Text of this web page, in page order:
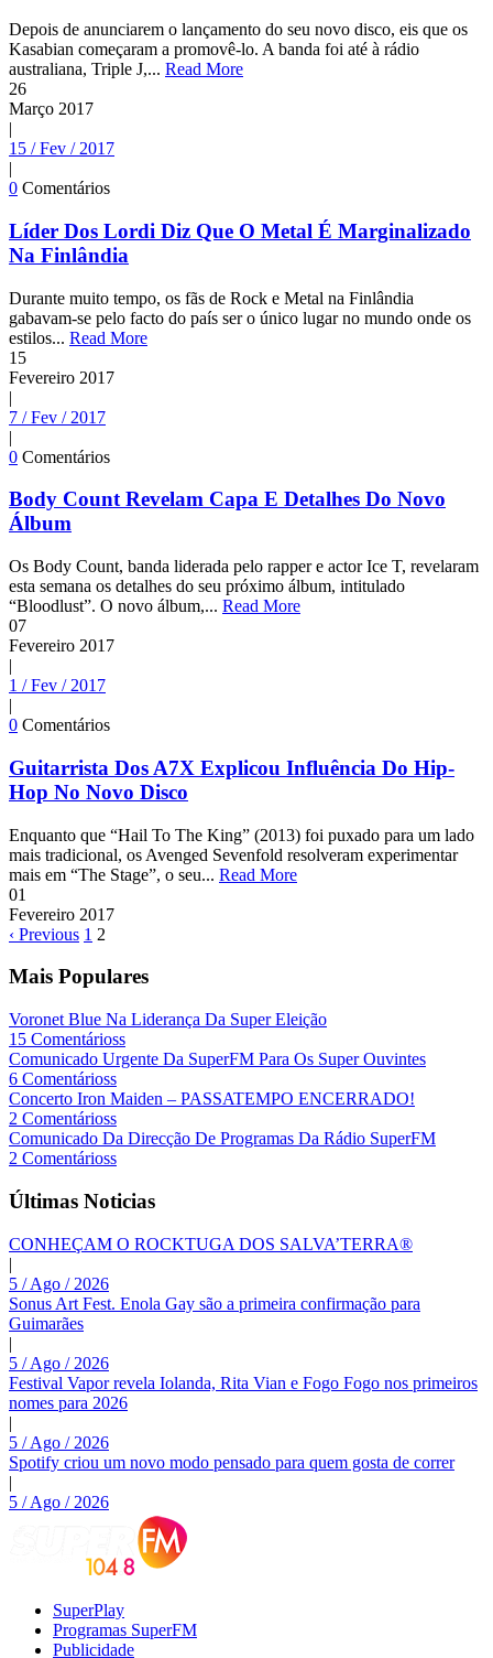
Depois de anunciarem o lançamento do seu novo disco, eis que os
Kasabian começaram a promovê-lo. A banda foi até à rádio
australiana, Triple J,... Read More
26
Março 2017
|
15 / Fev / 2017
|
0 Comentários
Líder Dos Lordi Diz Que O Metal É Marginalizado
Na Finlândia
Durante muito tempo, os fãs de Rock e Metal na Finlândia
gabavam-se pelo facto do país ser o único lugar no mundo onde os
estilos... Read More
15
Fevereiro 2017
|
7 / Fev / 2017
|
0 Comentários
Body Count Revelam Capa E Detalhes Do Novo
Álbum
Os Body Count, banda liderada pelo rapper e actor Ice T, revelaram
esta semana os detalhes do seu próximo álbum, intitulado
“Bloodlust”. O novo álbum,... Read More
07
Fevereiro 2017
|
1 / Fev / 2017
|
0 Comentários
Guitarrista Dos A7X Explicou Influência Do Hip-
Hop No Novo Disco
Enquanto que “Hail To The King” (2013) foi puxado para um lado
mais tradicional, os Avenged Sevenfold resolveram experimentar
mais em “The Stage”, o seu... Read More
01
Fevereiro 2017
‹ Previous 1 2
Mais Populares
Voronet Blue Na Liderança Da Super Eleição
15 Comentárioss
Comunicado Urgente Da SuperFM Para Os Super Ouvintes
6 Comentárioss
Concerto Iron Maiden – PASSATEMPO ENCERRADO!
2 Comentárioss
Comunicado Da Direcção De Programas Da Rádio SuperFM
2 Comentárioss
Últimas Noticias
CONHEÇAM O ROCKTUGA DOS SALVA’TERRA®
|
5 / Ago / 2026
Sonus Art Fest. Enola Gay são a primeira confirmação para
Guimarães
|
5 / Ago / 2026
Festival Vapor revela Iolanda, Rita Vian e Fogo Fogo nos primeiros
nomes para 2026
|
5 / Ago / 2026
Spotify criou um novo modo pensado para quem gosta de correr
|
5 / Ago / 2026
SuperPlay
Programas SuperFM
Publicidade